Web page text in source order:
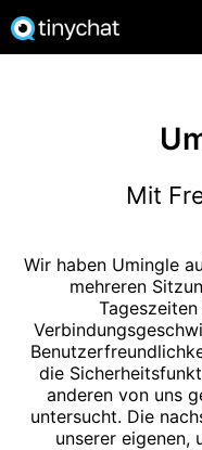
Mit
Wir haben Umingle
mehreren
die
anderen von uns
untersucht. Die
unserer eigenen,